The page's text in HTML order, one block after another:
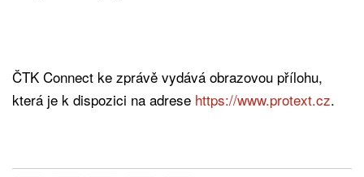
ČTK Connect ke zprávě vydává obrazovou přílohu,
která je k dispozici na adrese https://www.protext.cz.